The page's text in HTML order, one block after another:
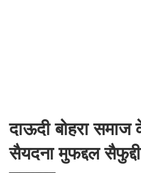
दाऊदी बोहरा समाज
सैयदना मुफद्दल